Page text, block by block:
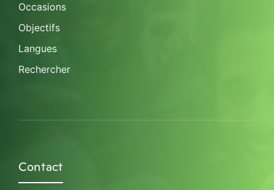
Occasions
Objectifs
Langues
Rechercher
Contact